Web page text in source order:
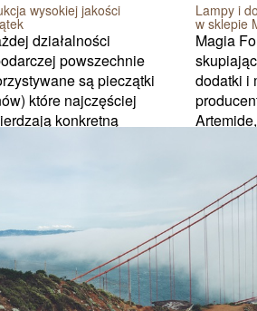
wysokiej jakości
działalności
powszechnie
są pieczątki
które najczęściej
konkretną
przydatne są też w
skarbowych czy
publicznych,...
Lampy i
w sklepie
Magia
dodatki i